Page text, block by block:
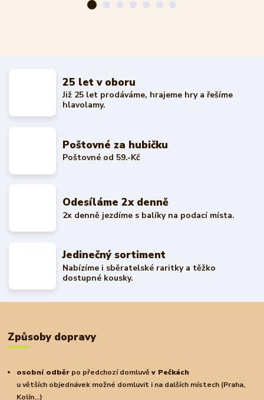
25 let v oboru
Již 25 let prodáváme, hrajeme hry a řešíme
hlavolamy.
Poštovné za hubičku
Poštovné od 59.-Kč
Odesíláme 2x denně
2x denně jezdíme s balíky na podací místa.
Jedinečný sortiment
Nabízíme i sběratelské raritky a těžko
dostupné kousky.
Způsoby dopravy
osobní odběr po předchozí domluvěv Pečkách
u větších objednávek možné domluvit i na dalších místech (Praha,
Kolín...)